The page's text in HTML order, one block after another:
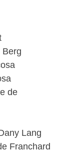
Berg
de
Lang
Franchard